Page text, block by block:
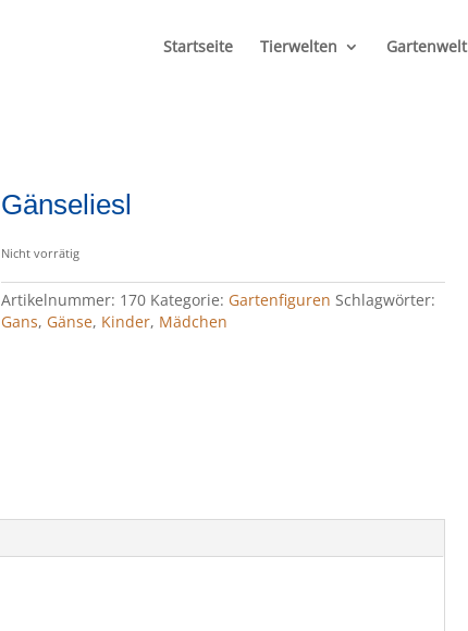
Startseite Tierwelten Gartenwelt
Gänseliesl
Nicht vorrätig
Artikelnummer: 170 Kategorie: Gartenfiguren Schlagwörter:
Gans, Gänse, Kinder, Mädchen